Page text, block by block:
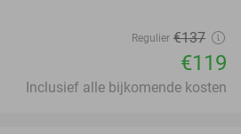
Regulier €137
€119
Inclusief alle bijkomende kosten